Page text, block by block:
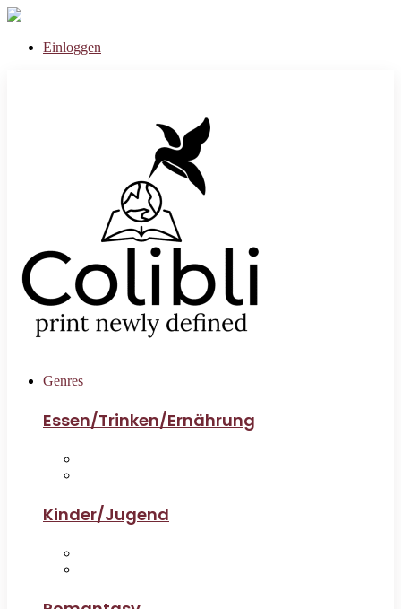
Einloggen
Genres
Essen/Trinken/Ernährung
Kinder/Jugend